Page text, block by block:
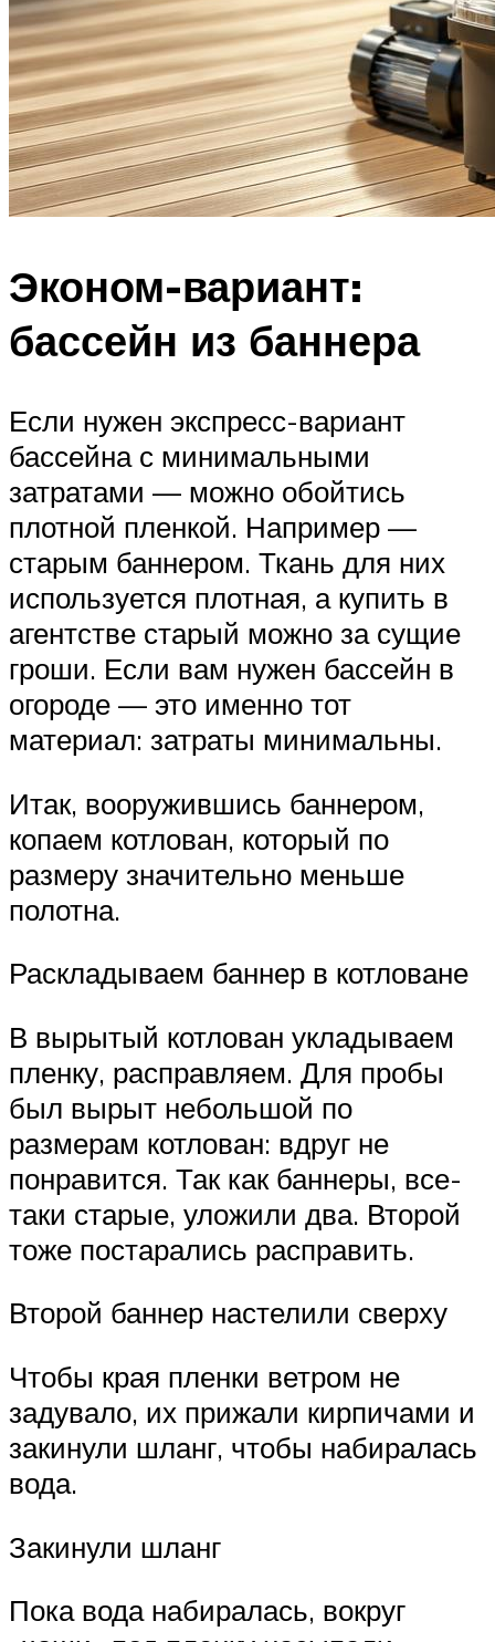
Эконом-вариант:
бассейн из баннера
Если нужен экспресс-вариант
бассейна с минимальными
затратами — можно обойтись
плотной пленкой. Например —
старым баннером. Ткань для них
используется плотная, а купить в
агентстве старый можно за сущие
гроши. Если вам нужен бассейн в
огороде — это именно тот
материал: затраты минимальны.
Итак, вооружившись баннером,
копаем котлован, который по
размеру значительно меньше
полотна.
Раскладываем баннер в котловане
В вырытый котлован укладываем
пленку, расправляем. Для пробы
был вырыт небольшой по
размерам котлован: вдруг не
понравится. Так как баннеры, все-
таки старые, уложили два. Второй
тоже постарались расправить.
Второй баннер настелили сверху
Чтобы края пленки ветром не
задувало, их прижали кирпичами и
закинули шланг, чтобы набиралась
вода.
Закинули шланг
Пока вода набиралась, вокруг